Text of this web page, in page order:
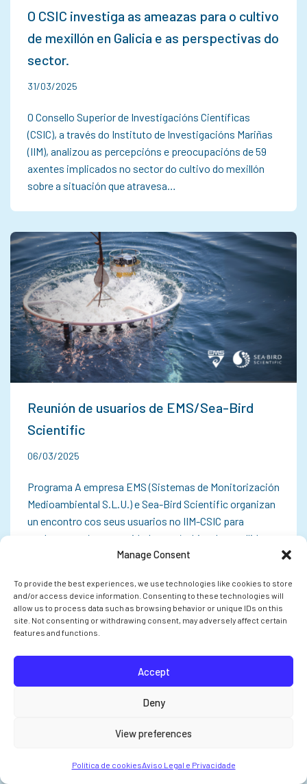
Manage Consent
To provide the best experiences, we use technologies like cookies to store
and/or access device information. Consenting to these technologies will
allow us to process data such as browsing behavior or unique IDs on this
site. Not consenting or withdrawing consent, may adversely affect certain
features and functions.
Accept
Deny
View preferences
Política de cookiesAviso Legal e Privacidade
O CSIC investiga as ameazas para o cultivo
de mexillón en Galicia e as perspectivas do
sector.
31/03/2025
O Consello Superior de Investigacións Científicas
(CSIC), a través do Instituto de Investigacións Mariñas
(IIM), analizou as percepcións e preocupacións de 59
axentes implicados no sector do cultivo do mexillón
sobre a situación que atravesa…
Reunión de usuarios de EMS/Sea-Bird
Scientific
06/03/2025
Programa A empresa EMS (Sistemas de Monitorización
Medioambiental S.L.U.) e Sea-Bird Scientific organizan
un encontro cos seus usuarios no IIM-CSIC para
explorar as súas necesidades no ámbito da recollida,
monitorización e análise de datos. O…
INVESTIGACIÓN